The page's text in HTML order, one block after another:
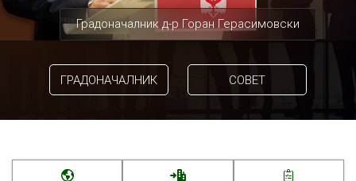
Градоначалник д-р Горан Герасимовски
ГРАДОНАЧАЛНИК СОВЕТ